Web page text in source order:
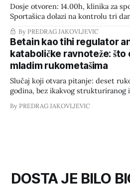
Dosje otvoren: 14.00h, klinika za
Sportašica dolazi na kontrolu tri
VO2 max. Dnevnik prehrane
poklapaju plan do grama — s
subotu, 21.30h, rukom je dopisano:
krivnje: visok." To je trenutak
By PREDRAG JAKOVLJEVIC
Betain kao tihi regulator
kataboličke ravnoteže:
mladim rukometašima
Slučaj koji otvara pitanje: deset
godina, bez ikakvog
placebo, drugi put uz betain —
By PREDRAG JAKOVLJEVIC
DOSTA JE BILO